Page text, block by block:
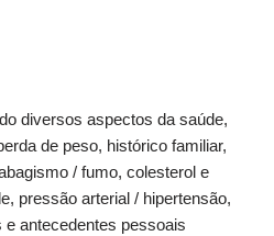
diversos aspectos da saúde,
de peso, histórico familiar,
/ fumo, colesterol e
pressão arterial / hipertensão,
antecedentes pessoais